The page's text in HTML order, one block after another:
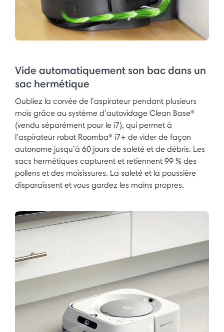
Vide automatiquement son bac dans un
sac hermétique
Oubliez la corvée de l’aspirateur pendant plusieurs
mois grâce au système d’autovidage Clean Base®
(vendu séparément pour le i7), qui permet à
l’aspirateur robot Roomba® i7+ de vider de façon
autonome jusqu’à 60 jours de saleté et de débris. Les
sacs hermétiques capturent et retiennent 99 % des
pollens et des moisissures. La saleté et la poussière
disparaissent et vous gardez les mains propres.